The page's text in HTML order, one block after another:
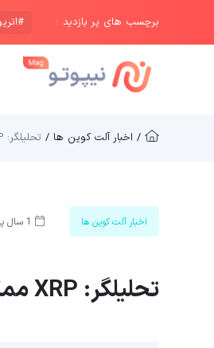
برچسب های پر بازدید :
/ اخبار آلت کوین ها / تحلیلگر: XRP ممکن است با نوسانات شدیدی مواجه شود
اخبار آلت کوین ها 1 سال پیش
تحلیلگر: XRP ممکن است با نوسانات شدیدی مواجه شود